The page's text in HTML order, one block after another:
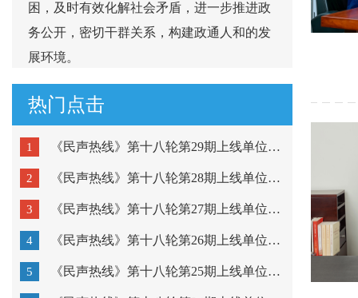
困，及时有效化解社会矛盾，进一步推进政
务公开，密切干群关系，构建政通人和的发
展环境。
热门点击
1 《民声热线》第十八轮第29期上线单位：市公安局潮阳分局...
2 《民声热线》第十八轮第28期上线单位：市公安局金平分局...
3 《民声热线》第十八轮第27期上线单位：澄海区教育局、濠...
4 《民声热线》第十八轮第26期上线单位：潮阳区教育局、潮...
5 《民声热线》第十八轮第25期上线单位：金平区教育局、龙...